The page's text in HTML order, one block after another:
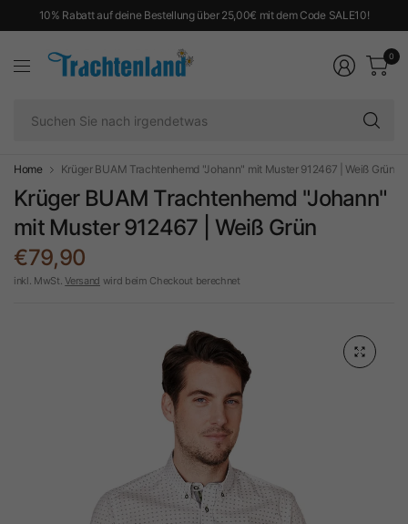
10% Rabatt auf deine Bestellung über 25,00€ mit dem Code SALE10!
0
Home Krüger BUAM Trachtenhemd "Johann" mit Muster 912467 | Weiß Grün
Krüger BUAM Trachtenhemd "Johann"
mit Muster 912467 | Weiß Grün
€79,90
inkl. MwSt.Versand wird beim Checkout berechnet